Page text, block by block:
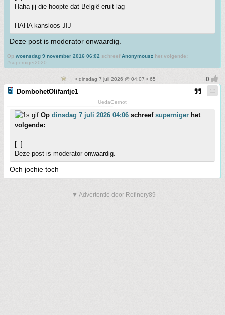
Haha jij die hoopte dat België eruit lag
HAHA kansloos JIJ
Deze post is moderator onwaardig.
Op woensdag 9 november 2016 06:02 schreef Anonymousz het volgende:
#superniger2020
• dinsdag 7 juli 2026 @ 04:07 • 65
DombohetOlifantje1
UedaGernot
Op dinsdag 7 juli 2026 04:06 schreef superniger het
volgende:
[..]
Deze post is moderator onwaardig.
Och jochie toch
▼ Advertentie door Refinery89